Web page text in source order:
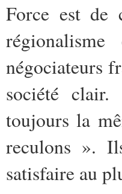
Force est de
négociateurs
société clair.
toujours la
reculons ».
satisfaire au